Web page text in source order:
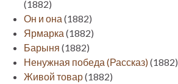
(1882)
Он и она (1882)
Ярмарка (1882)
Барыня (1882)
Ненужная победа (Рассказ)(1882)
Живой товар(1882)